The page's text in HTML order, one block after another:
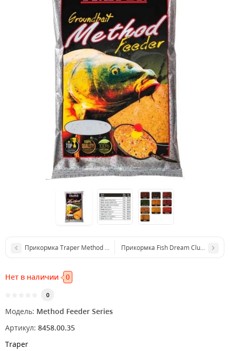
Прикормка Traper Method Feeder Scopex 750гПрикормка Fish Dream Club Карп
Нет в наличии 0
0
Модель: Method Feeder Series
Артикул: 8458.00.35
Traper